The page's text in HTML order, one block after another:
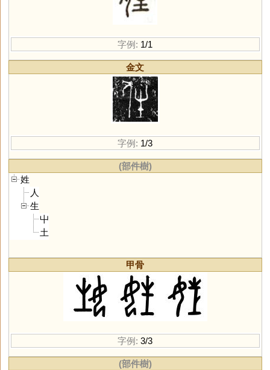
字例: 1/1
金文
字例: 1/3
(部件樹)
姓
人
生
屮
土
甲骨
字例: 3/3
(部件樹)